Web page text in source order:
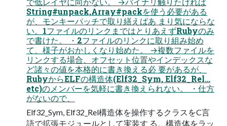
String#unpack,Array#packを使う必要がある
が、モンキーパッチで取り繕えばあ まり気にならな
い。1ファイルのリンクまではとりあえずRubyのみ
で書けた。 ・2ファイルのリンクに取り組み始め
て、様子がおかしくなり始めた。 →複数ファイルを
リンクする場合、オフセット位置やインデックスな
ど諸々の値を本格的に書き換える必 要があるが、
RubyからELFの構造体(Elf32_Sym, Elf32_Rel…
etc)のメンバーを気軽に書き換えられない。 ・仕方
がないので、
Elf32_Sym, Elf32_Rel構造体を操作するクラスをC言
語で拡張モジュールとして実装す る。構造体をラッ